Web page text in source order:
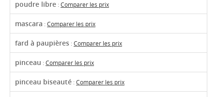
poudre libre :Comparer les prix
mascara :Comparer les prix
fard à paupières :Comparer les prix
pinceau :Comparer les prix
pinceau biseauté :Comparer les prix